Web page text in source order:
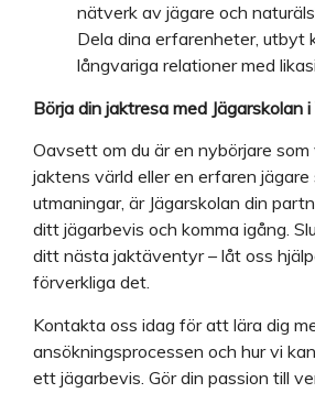
nätverk av jägare och
Dela dina erfarenheter, utbyt
långvariga relationer med
Börja din jaktresa med Jägarskolan
Oavsett om du är en nybörjare som
jaktens värld eller en erfaren jägare
utmaningar, är Jägarskolan din
ditt jägarbevis och komma igång.
ditt nästa jaktäventyr – låt oss
förverkliga det.
Kontakta oss idag för att lära dig
ansökningsprocessen och hur vi
ett jägarbevis. Gör din passion till